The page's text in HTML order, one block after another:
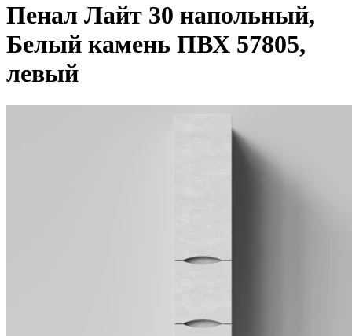
Пенал Лайт 30 напольный,
Белый камень ПВХ 57805,
левый